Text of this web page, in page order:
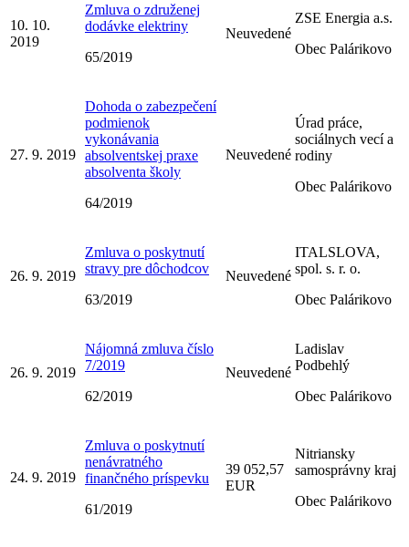
10. 10.
2019
Zmluva o združenej
dodávke elektriny
65/2019
Neuvedené
ZSE Energia a.s.
Obec Palárikovo
27. 9. 2019
Dohoda o zabezpečení
podmienok
vykonávania
absolventskej praxe
absolventa školy
64/2019
Neuvedené
Úrad práce,
sociálnych vecí a
rodiny
Obec Palárikovo
26. 9. 2019
Zmluva o poskytnutí
stravy pre dôchodcov
63/2019
Neuvedené
ITALSLOVA,
spol. s. r. o.
Obec Palárikovo
26. 9. 2019
Nájomná zmluva číslo
7/2019
62/2019
Neuvedené
Ladislav
Podbehlý
Obec Palárikovo
24. 9. 2019
Zmluva o poskytnutí
nenávratného
finančného príspevku
61/2019
39 052,57
EUR
Nitriansky
samosprávny kraj
Obec Palárikovo